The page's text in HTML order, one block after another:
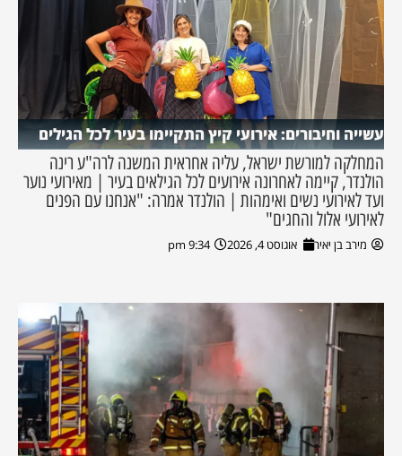
עשייה וחיבורים: אירועי קיץ התקיימו בעיר לכל הגילים
המחלקה למורשת ישראל, עליה אחראית המשנה לרה"ע רינה
הולנדר, קיימה לאחרונה אירועים לכל הגילאים בעיר | מאירועי נוער
ועד לאירועי נשים ואימהות | הולנדר אמרה: "אנחנו עם הפנים
לאירועי אלול והחגים"
מירב בן יאיר אוגוסט 4, 2026 9:34 pm